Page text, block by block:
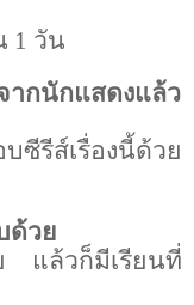
1 วัน
ากนักแสดงแล้ว
ซีรีส์เรื่องนี้ด้วย
ด้วย
แล้วก็มีเรียนที่